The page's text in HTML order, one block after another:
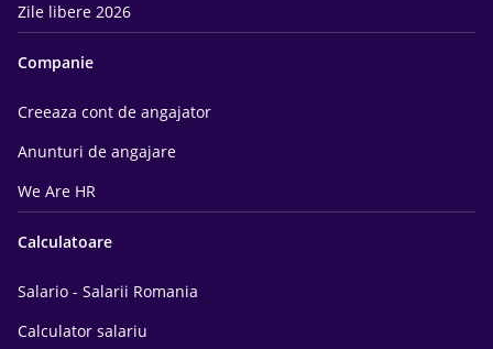
Zile libere 2026
Companie
Creeaza cont de angajator
Anunturi de angajare
We Are HR
Calculatoare
Salario - Salarii Romania
Calculator salariu